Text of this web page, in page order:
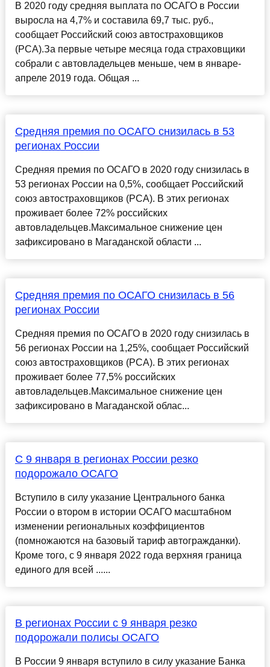
В 2020 году средняя выплата по ОСАГО в России
выросла на 4,7% и составила 69,7 тыс. руб.,
сообщает Российский союз автостраховщиков
(РСА).За первые четыре месяца года страховщики
собрали с автовладельцев меньше, чем в январе-
апреле 2019 года. Общая ...
Средняя премия по ОСАГО снизилась в 53
регионах России
Средняя премия по ОСАГО в 2020 году снизилась в
53 регионах России на 0,5%, сообщает Российский
союз автостраховщиков (РСА). В этих регионах
проживает более 72% российских
автовладельцев.Максимальное снижение цен
зафиксировано в Магаданской области ...
Средняя премия по ОСАГО снизилась в 56
регионах России
Средняя премия по ОСАГО в 2020 году снизилась в
56 регионах России на 1,25%, сообщает Российский
союз автостраховщиков (РСА). В этих регионах
проживает более 77,5% российских
автовладельцев.Максимальное снижение цен
зафиксировано в Магаданской облас...
С 9 января в регионах России резко
подорожало ОСАГО
Вступило в силу указание Центрального банка
России о втором в истории ОСАГО масштабном
изменении региональных коэффициентов
(помножаются на базовый тариф автогражданки).
Кроме того, с 9 января 2022 года верхняя граница
единого для всей ......
В регионах России с 9 января резко
подорожали полисы ОСАГО
В России 9 января вступило в силу указание Банка